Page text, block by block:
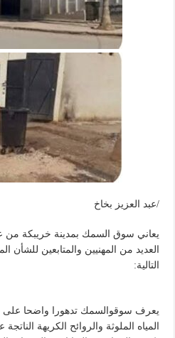
/عبد العزيز بخاخ
يعاني سوق السمك بمدينة خريبكة من
العديد من المهنيين والمتابعين
التالية:
يعرف سوقوالسمك تدهورا واضحا على
المياه الملوثة والروائح الكريهة